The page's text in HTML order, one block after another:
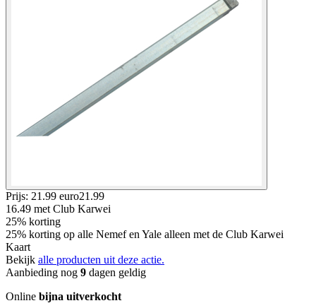
Prijs: 21.99 euro21 .99
16.49 met Club Karwei
25% korting
25% korting op alle Nemef en Yale alleen met de Club Karwei
Kaart
Bekijk alle producten uit deze actie.
Aanbieding nog 9 dagen geldig
Online bijna uitverkocht